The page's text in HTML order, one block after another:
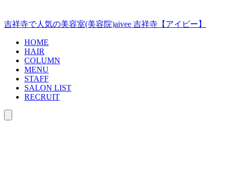
ン
テ
吉祥寺で人気の美容室(美容院)aivee 吉祥寺【アイビー】
HOME
HAIR
COLUMN
MENU
STAFF
SALON LIST
RECRUIT